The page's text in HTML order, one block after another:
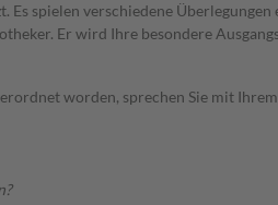
Es spielen verschiedene
Er wird Ihre besondere
worden, sprechen Sie mit